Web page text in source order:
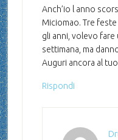
Anch’io l anno
Miciomao. Tre
gli anni, volevo fare
settimana, ma
Auguri ancora al
Rispondi